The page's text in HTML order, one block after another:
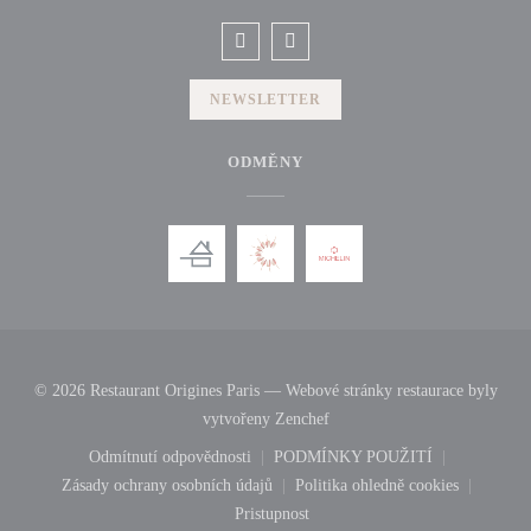
Facebook ((otevře se v novém okně))
Instagram ((otevře se v novém
NEWSLETTER
ODMĚNY
© 2026 Restaurant Origines Paris — Webové stránky restaurace byly
vytvořeny Zenchef((otevře se v novém okně))
Odmítnutí odpovědnosti
((otevře se v novém okně))
PODMÍNKY POUŽITÍ
((otevře se v novém
Zásady ochrany osobních údajů
((otevře se v novém okně))
Politika ohledně cookies
((otevře se v novém
Pristupnost
((otevře se v novém okně))